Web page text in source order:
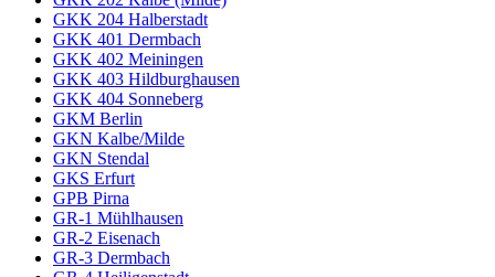
GKK 204 Halberstadt
GKK 401 Dermbach
GKK 402 Meiningen
GKK 403 Hildburghausen
GKK 404 Sonneberg
GKM Berlin
GKN Kalbe/Milde
GKN Stendal
GKS Erfurt
GPB Pirna
GR-1 Mühlhausen
GR-2 Eisenach
GR-3 Dermbach